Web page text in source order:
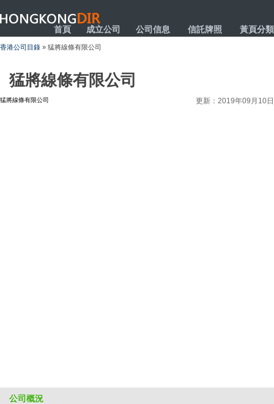
HONGKONGDIR
首頁 成立公司 公司信息 信託牌照 黃頁分類
香港公司目錄 » 猛將線條有限公司
猛將線條有限公司
猛將線條有限公司 更新：2019年09月10日
公司概況